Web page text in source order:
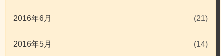
2016年6月 (21)
2016年5月 (14)